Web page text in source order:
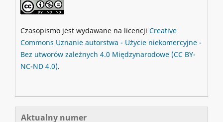
Czasopismo jest wydawane na licencji Creative
Commons Uznanie autorstwa - Użycie niekomercyjne -
Bez utworów zależnych 4.0 Międzynarodowe (CC BY-
NC-ND 4.0).
Aktualny numer